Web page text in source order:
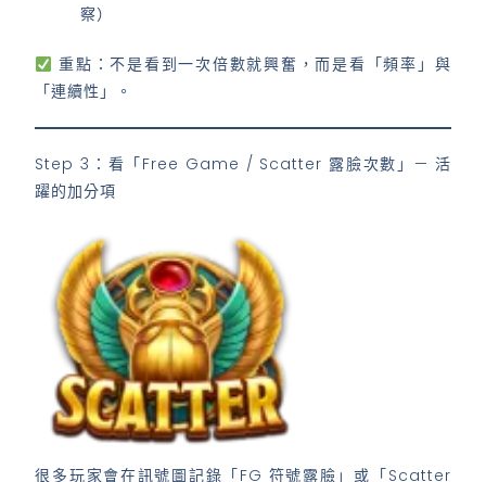
察）
重點：不是看到一次倍數就興奮，而是看「頻率」與
「連續性」。
Step 3：看「Free Game / Scatter 露臉次數」— 活
躍的加分項
很多玩家會在訊號圖記錄「FG 符號露臉」或「Scatter